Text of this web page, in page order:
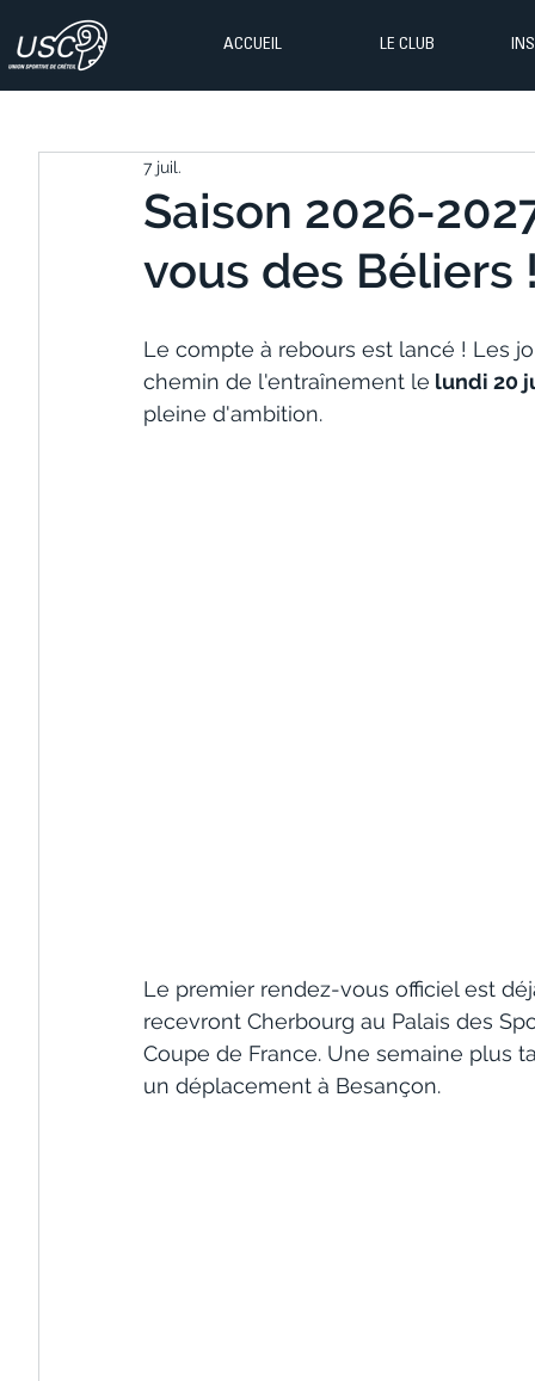
ACCUEIL LE CLUB
Saison 2026-
vous des Béliers
7 juil.
Le compte à rebours est lancé ! Les
chemin de l'entraînement le lundi 20
pleine d'ambition.
Le premier rendez-vous officiel est
recevront Cherbourg au Palais des
Coupe de France. Une semaine plus
un déplacement à Besançon.